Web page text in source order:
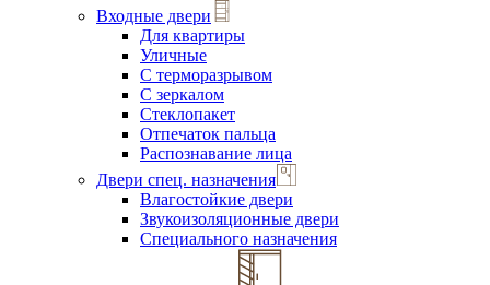
Входные двери
Для квартиры
Уличные
С терморазрывом
С зеркалом
Стеклопакет
Отпечаток пальца
Распознавание лица
Двери спец. назначения
Влагостойкие двери
Звукоизоляционные двери
Специального назначения